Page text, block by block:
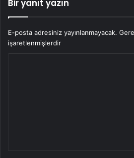
Bir yanıt yazın
E-posta adresiniz yayınlanmayacak.
işaretlenmişlerdir